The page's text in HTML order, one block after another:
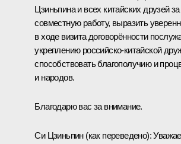
Цзиньпина и всех китайских друзей
совместную работу, выразить
в ходе визита договорённости
укреплению российско-китайской
способствовать благополучию и
и народов.
Благодарю вас за внимание.
Си Цзиньпин (как переведено):